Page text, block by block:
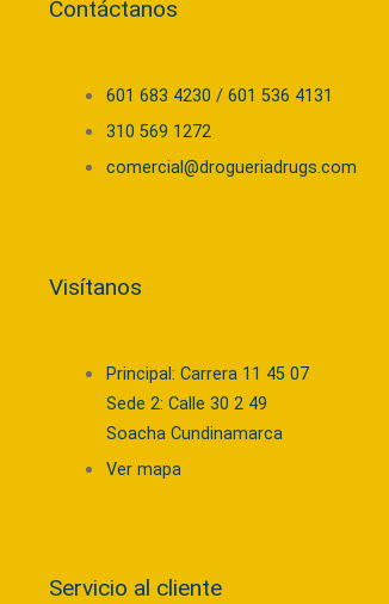
Contáctanos
601 683 4230 / 601 536 4131
310 569 1272
comercial@drogueriadrugs.com
Visítanos
Principal: Carrera 11 45 07
Sede 2: Calle 30 2 49
Soacha Cundinamarca
Ver mapa
Servicio al cliente